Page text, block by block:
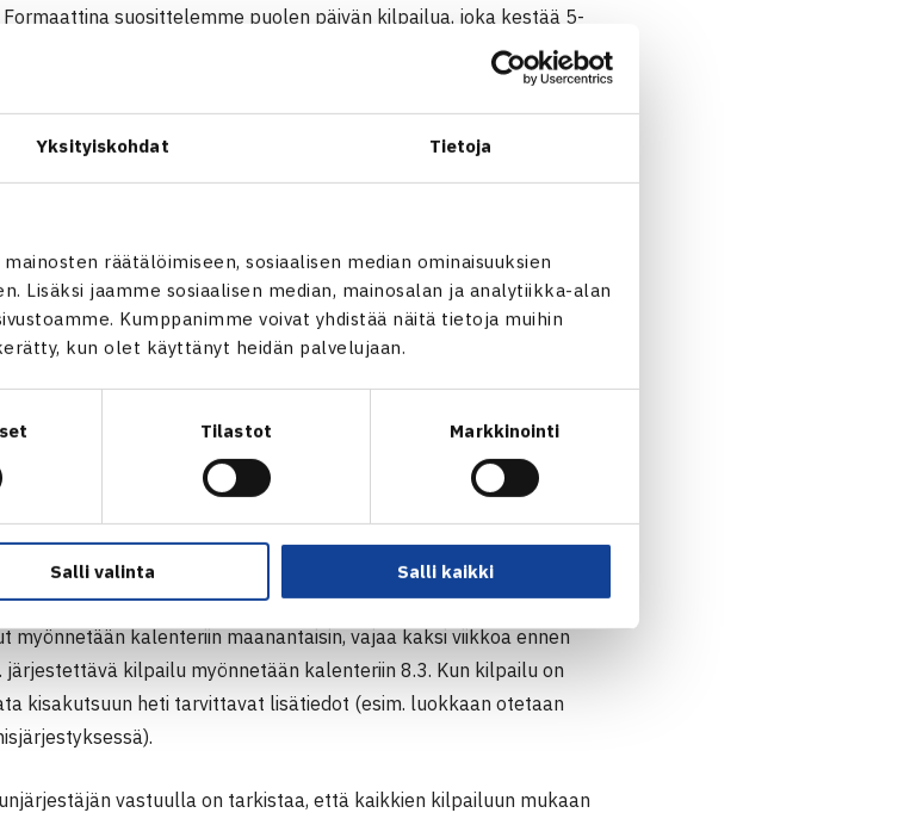
Yksityiskohdat Tietoja
räätälöimiseen, sosiaalisen median ominaisuuksien
Lisäksi jaamme sosiaalisen median, mainosalan ja analytiikka-alan
Kumppanimme voivat yhdistää näitä tietoja muihin
kun olet käyttänyt heidän palvelujaan.
Tilastot Markkinointi
Salli valinta Salli kaikki
Formaattina suosittelemme puolen päivän kilpailua, joka kestää 5-
ilman lepoaikaa
voidaan yhteen päivään ajoittaa halutessaan kaksi eri kilpailua,
voivat osallistua.
kyseessä.Esimerkki nimestä: LVS:n P12 aluekilpailu (Päijät-Hämeen
myönnetään kalenteriin maanantaisin, vajaa kaksi viikkoa ennen
järjestettävä kilpailu myönnetään kalenteriin 8.3. Kun kilpailu on
kisakutsuun heti tarvittavat lisätiedot (esim. luokkaan otetaan
.
vastuulla on tarkistaa, että kaikkien kilpailuun mukaan